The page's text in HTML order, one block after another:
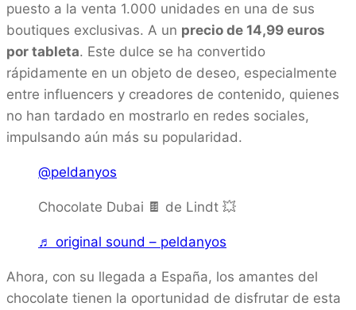
puesto a la venta 1.000 unidades en una de sus
boutiques exclusivas. A un precio de 14,99 euros
por tableta. Este dulce se ha convertido
rápidamente en un objeto de deseo, especialmente
entre influencers y creadores de contenido, quienes
no han tardado en mostrarlo en redes sociales,
impulsando aún más su popularidad.
@peldanyos
Chocolate Dubai 🍫 de Lindt 💥
♬ original sound – peldanyos
Ahora, con su llegada a España, los amantes del
chocolate tienen la oportunidad de disfrutar de esta